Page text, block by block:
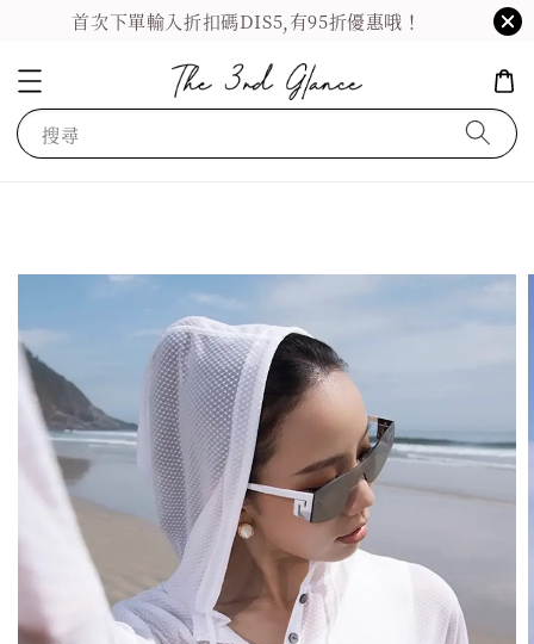
首次下單輸入折扣碼DIS5,有95折優惠哦！
搜尋